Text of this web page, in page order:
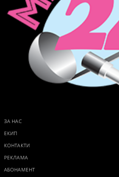
ЗА НАС
ЕКИП
КОНТАКТИ
РЕКЛАМА
АБОНАМЕНТ